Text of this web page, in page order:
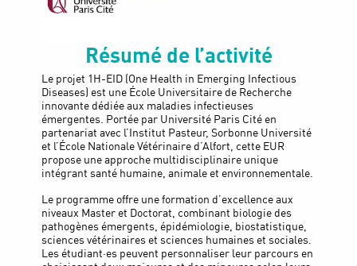
Résumé de l’activité
Le projet 1H-EID (One Health in Emerging Infectious
Diseases) est une École Universitaire de Recherche
innovante dédiée aux maladies infectieuses
émergentes. Portée par Université Paris Cité en
partenariat avec l’Institut Pasteur, Sorbonne Université
et l’École Nationale Vétérinaire d’Alfort, cette EUR
propose une approche multidisciplinaire unique
intégrant santé humaine, animale et environnementale.
Le programme offre une formation d’excellence aux
niveaux Master et Doctorat, combinant biologie des
pathogènes émergents, épidémiologie, biostatistique,
sciences vétérinaires et sciences humaines et sociales.
Les étudiant·es peuvent personnaliser leur parcours en